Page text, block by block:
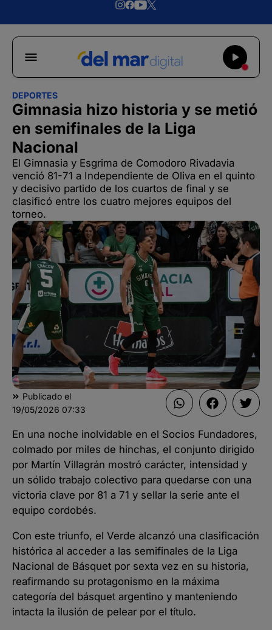
DEPORTES
Gimnasia hizo historia y se metió
en semifinales de la Liga
Nacional
El Gimnasia y Esgrima de Comodoro Rivadavia
venció 81-71 a Independiente de Oliva en el quinto
y decisivo partido de los cuartos de final y se
clasificó entre los cuatro mejores equipos del
torneo.
Publicado el
19/05/2026 07:33
En una noche inolvidable en el Socios Fundadores,
colmado por miles de hinchas, el conjunto dirigido
por Martín Villagrán mostró carácter, intensidad y
un sólido trabajo colectivo para quedarse con una
victoria clave por 81 a 71 y sellar la serie ante el
equipo cordobés.
Con este triunfo, el Verde alcanzó una clasificación
histórica al acceder a las semifinales de la Liga
Nacional de Básquet por sexta vez en su historia,
reafirmando su protagonismo en la máxima
categoría del básquet argentino y manteniendo
intacta la ilusión de pelear por el título.